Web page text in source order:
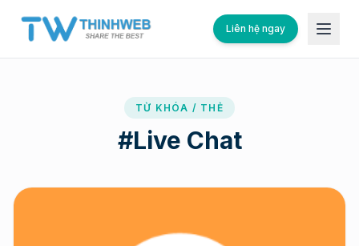
Liên hệ ngay
TỪ KHÓA / THẺ
#Live Chat